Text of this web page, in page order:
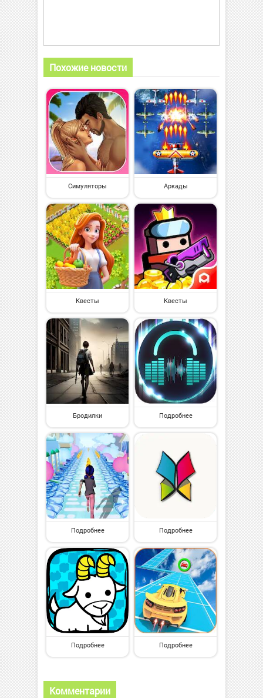
Похожие новости
Симуляторы Аркады
Квесты Квесты
Бродилки Подробнее
Подробнее Подробнее
Подробнее Подробнее
Комментарии